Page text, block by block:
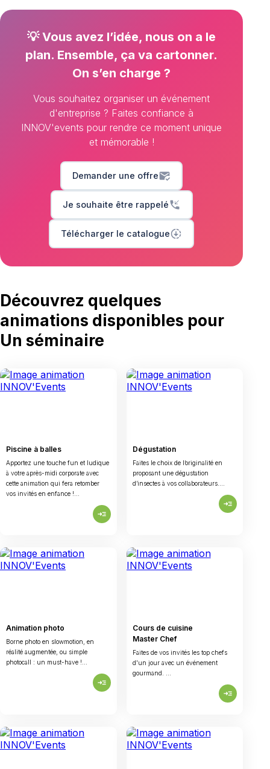
💡 Vous avez l’idée, nous on a le
plan. Ensemble, ça va cartonner.
On s’en charge ?
Vous souhaitez organiser un événement
d'entreprise ? Faites confiance à
INNOV'events pour rendre ce moment unique
et mémorable !
Demander une offremark_email_read
Je souhaite être rappeléphone_callback
Télécharger le cataloguedownloading
Découvrez quelques
animations disponibles pour
Un séminaire
Piscine à balles
Apportez une touche fun et ludique
à votre après-midi corporate avec
cette animation qui fera retomber
vos invités en enfance !...
read_more
Dégustation
Faites le choix de l’originalité en
proposant une dégustation
d’insectes à vos collaborateurs....
read_more
Animation photo
Borne photo en slowmotion, en
réalité augmentée, ou simple
photocall : un must-have !...
read_more
Cours de cuisine
Master Chef
Faites de vos invités les top chefs
d'un jour avec un événement
gourmand. ...
read_more